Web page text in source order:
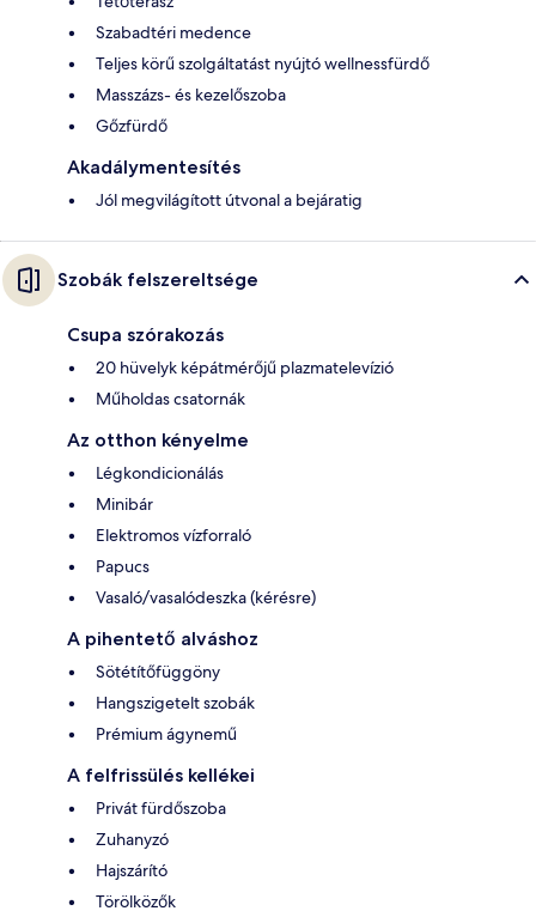
Szabadtéri medence
Teljes körű szolgáltatást nyújtó wellnessfürdő
Masszázs- és kezelőszoba
Gőzfürdő
Akadálymentesítés
Jól megvilágított útvonal a bejáratig
Szobák felszereltsége
Csupa szórakozás
20 hüvelyk képátmérőjű plazmatelevízió
Műholdas csatornák
Az otthon kényelme
Légkondicionálás
Minibár
Elektromos vízforraló
Papucs
Vasaló/vasalódeszka (kérésre)
A pihentető alváshoz
Sötétítőfüggöny
Hangszigetelt szobák
Prémium ágynemű
A felfrissülés kellékei
Privát fürdőszoba
Zuhanyzó
Hajszárító
Törölközők